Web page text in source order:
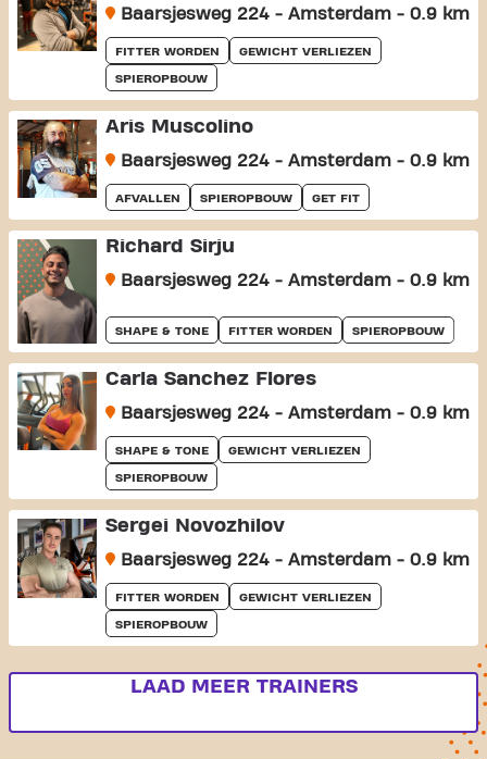
Baarsjesweg 224 - Amsterdam - 0.9 km
FITTER WORDEN GEWICHT VERLIEZEN
SPIEROPBOUW
Aris Muscolino
Baarsjesweg 224 - Amsterdam - 0.9 km
AFVALLEN SPIEROPBOUW GET FIT
Richard Sirju
Baarsjesweg 224 - Amsterdam - 0.9 km
SHAPE & TONE FITTER WORDEN SPIEROPBOUW
Carla Sanchez Flores
Baarsjesweg 224 - Amsterdam - 0.9 km
SHAPE & TONE GEWICHT VERLIEZEN
SPIEROPBOUW
Sergei Novozhilov
Baarsjesweg 224 - Amsterdam - 0.9 km
FITTER WORDEN GEWICHT VERLIEZEN
SPIEROPBOUW
LAAD MEER TRAINERS